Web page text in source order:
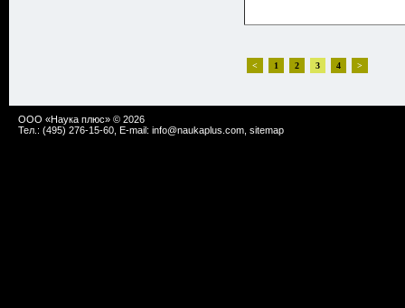
< 1 2 3 4 >
ООО «Наука плюс» © 2026
Тел.: (495) 276-15-60, E-mail: info@naukaplus.com sitemap